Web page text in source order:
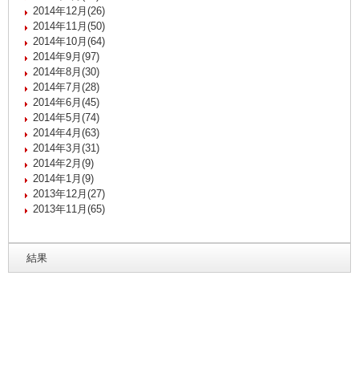
2014年12月(26)
2014年11月(50)
2014年10月(64)
2014年9月(97)
2014年8月(30)
2014年7月(28)
2014年6月(45)
2014年5月(74)
2014年4月(63)
2014年3月(31)
2014年2月(9)
2014年1月(9)
2013年12月(27)
2013年11月(65)
結果